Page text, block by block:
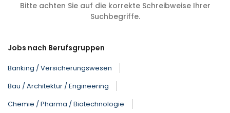
Bitte achten Sie auf die korrekte Schreibweise Ihrer
Suchbegriffe.
Jobs nach Berufsgruppen
Banking / Versicherungswesen
Bau / Architektur / Engineering
Chemie / Pharma / Biotechnologie